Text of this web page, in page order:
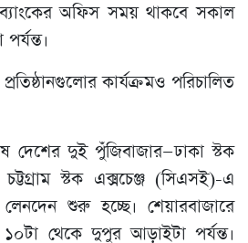
অফিস সময় থাকবে সকাল
কার্যক্রমও পরিচালিত
দেশের দুই পুঁজিবাজার—ঢাকা স্টক
স্টক এক্সচেঞ্জ (সিএসই)-এ
শুরু হচ্ছে। শেয়ারবাজারে
থেকে দুপুর আড়াইটা পর্যন্ত।